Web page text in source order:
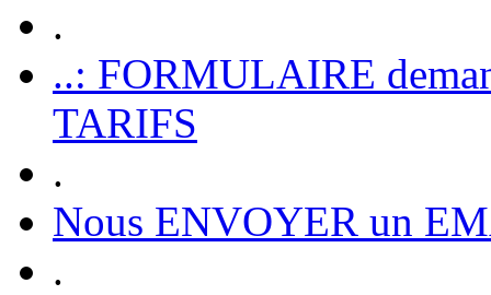
.
..: FORMULAIRE
TARIFS
.
Nous ENVOYER un
.